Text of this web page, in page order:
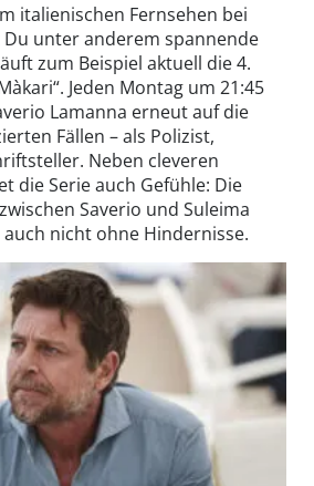
italienischen Fernsehen bei
unter anderem spannende
zum Beispiel aktuell die 4.
Jeden Montag um 21:45
Lamanna erneut auf die
Fällen – als Polizist,
Neben cleveren
die Serie auch Gefühle: Die
Saverio und Suleima
nicht ohne Hindernisse.